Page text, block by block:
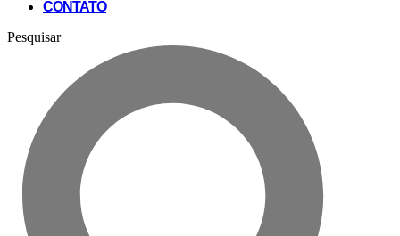
CONTATO
Pesquisar